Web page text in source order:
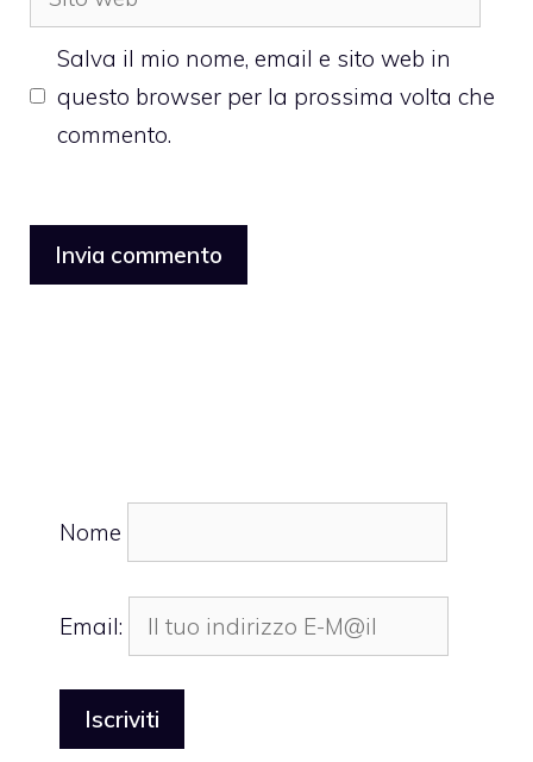
web
Salva il mio nome, email e sito web in
questo browser per la prossima volta che
commento.
Nome
Email: